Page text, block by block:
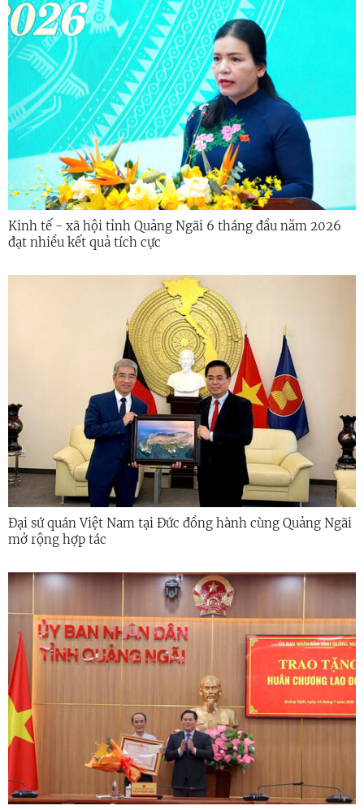
Kinh tế - xã hội tỉnh Quảng Ngãi 6 tháng đầu năm 2026
đạt nhiều kết quả tích cực
Đại sứ quán Việt Nam tại Đức đồng hành cùng Quảng Ngãi
mở rộng hợp tác